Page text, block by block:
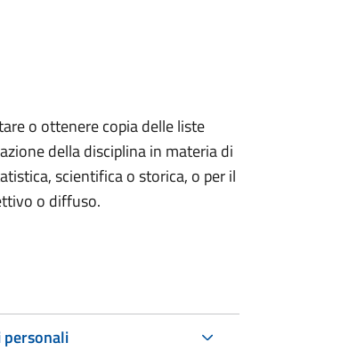
o ottenere copia delle liste
della disciplina in materia di
scientifica o storica, o per il
o diffuso.
personali